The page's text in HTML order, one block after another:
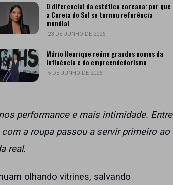
O diferencial da estética coreana: por que
a Coreia do Sul se tornou referência
mundial
23 DE JUNHO DE 2026
Mário Henrique reúne grandes nomes da
influência e do empreendedorismo
5 DE JUNHO DE 2026
performance e mais intimidade. Entre
a roupa passou a servir primeiro ao
real.
olhando vitrines, salvando